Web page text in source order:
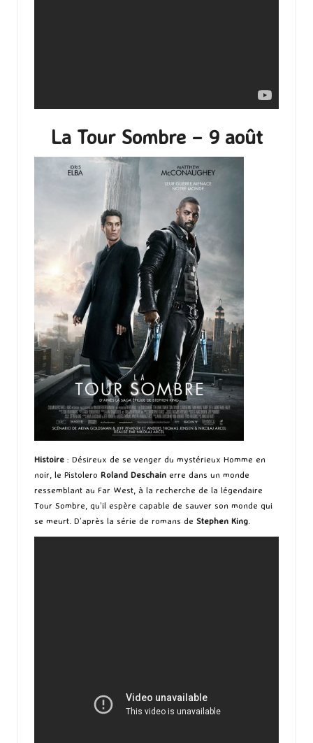
La Tour Sombre – 9 août
Histoire : Désireux de se venger du mystérieux Homme en
noir, le Pistolero Roland Deschain erre dans un monde
ressemblant au Far West, à la recherche de la légendaire
Tour Sombre, qu’il espère capable de sauver son monde qui
se meurt. D’après la série de romans de Stephen King.